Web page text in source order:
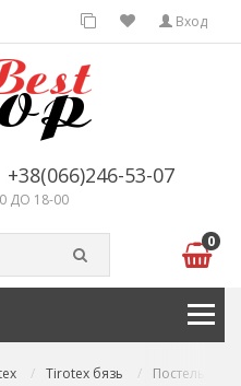
Вход
+38(066)246-53-07
ДО 18-00
0
Tirotex бязь Постельное